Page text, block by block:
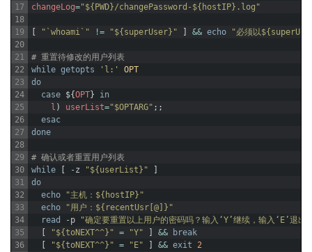
17
18
19
20
21
22
23
24
25
26
27
28
29
30
31
32
33
34
35
36
changeLog="${PWD}/changePassword-${hostIP}.log"
"`whoami`" != "${superUser}" && echo "必须以
# 重置待修改的用户列表
while getopts 'l:'
OPT
do
case ${OPT}
in
l ) userList="$OPTARG" ; ;
esac
done
# 确认或者重置用户列表
while
-z "${userList}"
do
echo
"主机：${hostIP}"
echo
"用户：${recentUsr[@]}"
read
-p
"确定要重置以上用户的密码吗？输入‘Y’继续，输入‘E’退
"${toNEXT^^}" = "Y" &&
break
"${toNEXT^^}" = "E" && exit
2